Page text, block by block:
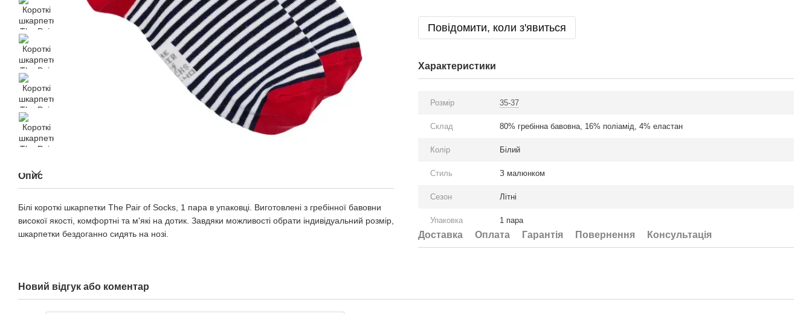
Опис
Білі короткі шкарпетки The Pair of Socks, 1 пара в упаковці. Виготовлені з гребінної бавовни
високої якості, комфортні та м'які на дотик. Завдяки можливості обрати індивідуальний розмір,
шкарпетки бездоганно сидять на нозі.
Повідомити, коли з'явиться
Характеристики
Розмір 35-37
Склад 80% гребінна бавовна, 16% поліамід, 4% еластан
Колір Білий
Стиль З малюнком
Сезон Літні
Упаковка 1 пара
Доставка Оплата Гарантія Повернення Консультація
Новий відгук або коментар